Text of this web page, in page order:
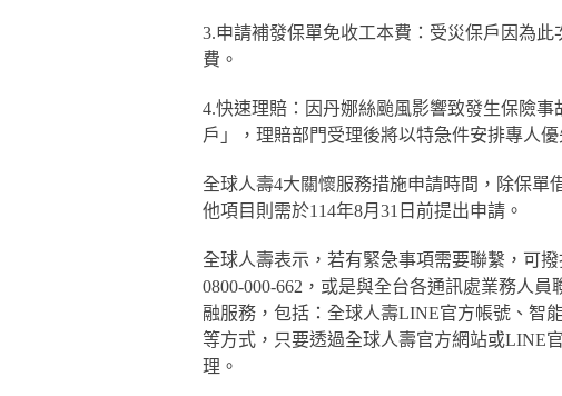
3.申請補發保單免收工本費：受災保戶因為
費。
4.快速理賠：因丹娜絲颱風影響致發生保險
戶」，理賠部門受理後將以特急件安排專人優
全球人壽4大關懷服務措施申請時間，除保單
他項目則需於114年8月31日前提出申請。
全球人壽表示，若有緊急事項需要聯繫，可
0800-000-662，或是與全台各通訊處業務人
融服務，包括：全球人壽LINE官方帳號、智
等方式，只要透過全球人壽官方網站或LINE
理。